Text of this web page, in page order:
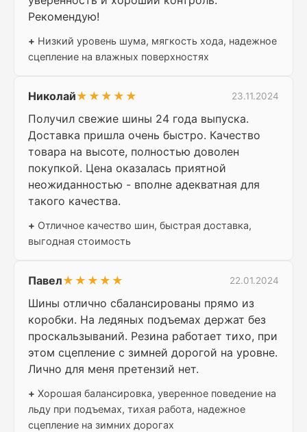
Рекомендую!
+ Низкий уровень шума, мягкость хода, надежное
сцепление на влажных поверхностях
Николай★★★★★ 23.11.2024
Получил свежие шины 24 года выпуска.
Доставка пришла очень быстро. Качество
товара на высоте, полностью доволен
покупкой. Цена оказалась приятной
неожиданностью - вполне адекватная для
такого качества.
+ Отличное качество шин, быстрая доставка,
выгодная стоимость
Павел★★★★★ 22.01.2024
Шины отлично сбалансированы прямо из
коробки. На ледяных подъемах держат без
проскальзываний. Резина работает тихо, при
этом сцепление с зимней дорогой на уровне.
Лично для меня претензий нет.
+ Хорошая балансировка, уверенное поведение на
льду при подъемах, тихая работа, надежное
сцепление на зимних дорогах